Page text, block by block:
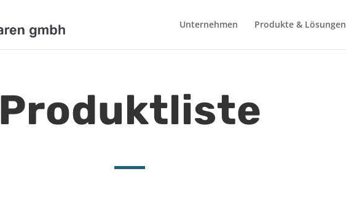
Unternehmen Produkte & Lösungen
Produktliste